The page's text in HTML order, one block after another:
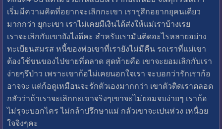
เริ่มมีความคิดที่อยากจะเลิกกะเขา เรารุสึกอยากยุคนเดียว
มากกว่า ยุกะเขา เราไม่เคยมีเงินได้ส่งให้แม่เราบ้างเรย
เราจะเลิกกับเขายังไงดีคะ สำหรับเรามันติดอะไรหลายอย่าง
ทะเบียนสมรส หนี้ของพ่อเขาที่เรายังไม่มีคืน รถเราที่แม่เขา
ต้องใช้ขนของไปขายที่ตลาด สุดท้ายคือ เขาจะยอมเลิกกับเรา
ง่ายๆรึป่าว เพราะเขาก้อไม่เคยนอกใจเรา จะบอกว่ารักเราก้อ
อาจจะ แต่ก้อดูเหมือนจะรักตัวเองมากกว่า เขาตัวติดเราตลอด
กลัวว่าถ้าเราจะเลิกกะเขาจริงๆเขาจะไม่ยอมจบง่ายๆ เราก้อ
ไม่รุจะบอกไคร ไม่กล้าปรึกษาแม่ กลัวเขาจะเปนห่วง เหนื่อย
ใจจิงๆคะ